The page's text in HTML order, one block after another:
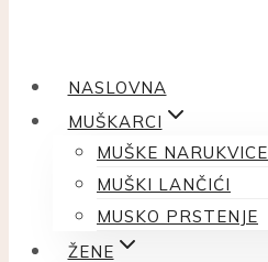
NASLOVNA
MUŠKARCI
MUŠKE NARUKVICE
MUŠKI LANČIĆI
MUSKO PRSTENJE
ŽENE